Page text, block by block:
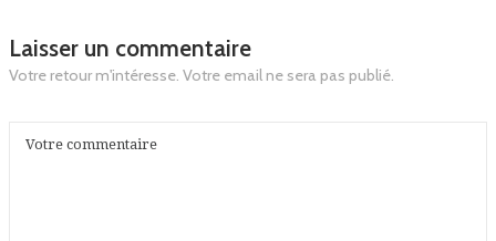
Laisser un commentaire
Votre retour m'intéresse. Votre email ne sera pas publié.